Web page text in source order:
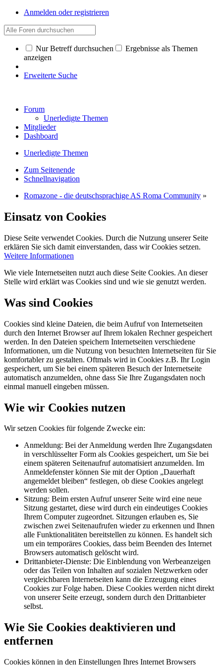
Anmelden oder registrieren
Nur Betreff durchsuchen
Ergebnisse als Themen
anzeigen
Erweiterte Suche
Forum
Unerledigte Themen
Mitglieder
Dashboard
Unerledigte Themen
Zum Seitenende
Schnellnavigation
Romazone - die deutschsprachige AS Roma Community »
Einsatz von Cookies
Diese Seite verwendet Cookies. Durch die Nutzung unserer Seite
erklären Sie sich damit einverstanden, dass wir Cookies setzen.
Weitere Informationen
Wie viele Internetseiten nutzt auch diese Seite Cookies. An dieser
Stelle wird erklärt was Cookies sind und wie sie genutzt werden.
Was sind Cookies
Cookies sind kleine Dateien, die beim Aufruf von Internetseiten
durch den Internet Browser auf Ihrem lokalen Rechner gespeichert
werden. In den Dateien speichern Internetseiten verschiedene
Informationen, um die Nutzung von besuchten Internetseiten für Sie
komfortabler zu gestalten. Oftmals wird in Cookies z.B. Ihr Login
gespeichert, um Sie bei einem späteren Besuch der Internetseite
automatisch anzumelden, ohne dass Sie Ihre Zugangsdaten noch
einmal manuell eingeben müssen.
Wie wir Cookies nutzen
Wir setzen Cookies für folgende Zwecke ein:
Anmeldung: Bei der Anmeldung werden Ihre Zugangsdaten
in verschlüsselter Form als Cookies gespeichert, um Sie bei
einem späteren Seitenaufruf automatisiert anzumelden. Im
Anmeldefenster können Sie mit der Option „Dauerhaft
angemeldet bleiben“ festlegen, ob diese Cookies angelegt
werden sollen.
Sitzung: Beim ersten Aufruf unserer Seite wird eine neue
Sitzung gestartet, diese wird durch ein eindeutiges Cookies
Ihrem Computer zugeordnet. Sitzungen erlauben es, Sie
zwischen zwei Seitenaufrufen wieder zu erkennen und Ihnen
alle Funktionalitäten bereitstellen zu können. Es handelt sich
um ein temporäres Cookies, dass beim Beenden des Internet
Browsers automatisch gelöscht wird.
Drittanbieter-Dienste: Die Einblendung von Werbeanzeigen
oder das Teilen von Inhalten auf sozialen Netzwerken oder
vergleichbaren Internetseiten kann die Erzeugung eines
Cookies zur Folge haben. Diese Cookies werden nicht direkt
von unserer Seite erzeugt, sondern durch den Drittanbieter
selbst.
Wie Sie Cookies deaktivieren und
entfernen
Cookies können in den Einstellungen Ihres Internet Browsers